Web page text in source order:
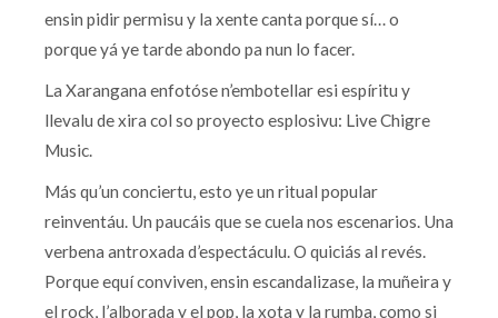
ensin pidir permisu y la xente canta porque sí… o
porque yá ye tarde abondo pa nun lo facer.
La Xarangana enfotóse n’embotellar esi espíritu y
llevalu de xira col so proyecto esplosivu: Live Chigre
Music.
Más qu’un conciertu, esto ye un ritual popular
reinventáu. Un paucáis que se cuela nos escenarios. Una
verbena antroxada d’espectáculu. O quiciás al revés.
Porque equí conviven, ensin escandalizase, la muñeira y
el rock, l’alborada y el pop, la xota y la rumba, como si